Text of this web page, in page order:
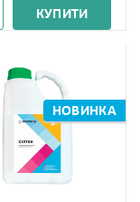
КУПИТИ
НОВИНКА